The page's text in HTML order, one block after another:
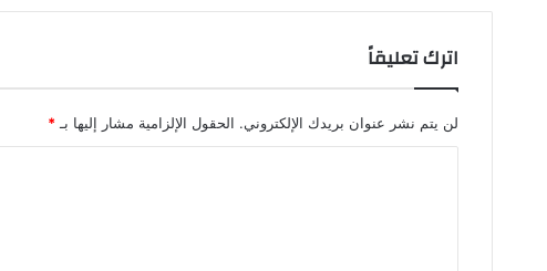
اترك تعليقاً
لن يتم نشر عنوان بريدك الإلكتروني. الحقول الإلزامية مشار إليها بـ *